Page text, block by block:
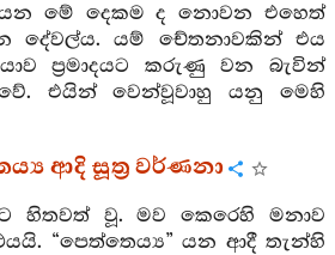
මේ දෙකම ද නොවන එහෙත්
යම් චේතනාවකින් එය
ප්‍රමාදයට කරුණු වන බැවින්
වේ. එයින් වෙන්වූවාහු යනු මෙහි
ආදි සූත්‍ර වර්ණනා
හිතවත් වූ. මව කෙරෙහි මනාව
“පෙත්තෙය්‍ය” යන ආදී තැන්හි